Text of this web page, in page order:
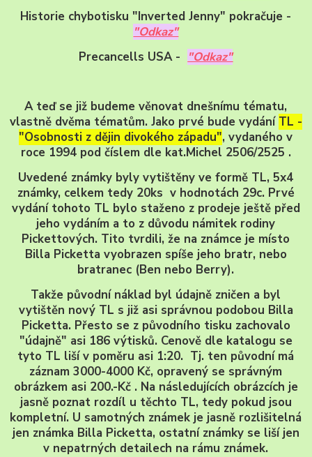
Historie chybotisku "Inverted Jenny" pokračuje -
"Odkaz"
Precancells USA -
"Odkaz"
A teď se již budeme věnovat dnešnímu tématu,
vlastně dvěma tématům. Jako prvé bude vydání TL -
"Osobnosti z dějin divokého západu", vydaného v
roce 1994 pod číslem dle kat.Michel 2506/2525 .
Uvedené známky byly vytištěny ve formě TL, 5x4
známky, celkem tedy 20ks v hodnotách 29c. Prvé
vydání tohoto TL bylo staženo z prodeje ještě před
jeho vydáním a to z důvodu námitek rodiny
Pickettových. Tito tvrdili, že na známce je místo
Billa Picketta vyobrazen spíše jeho bratr, nebo
bratranec (Ben nebo Berry).
Takže původní náklad byl údajně zničen a byl
vytištěn nový TL s již asi správnou podobou Billa
Picketta. Přesto se z původního tisku zachovalo
"údajně" asi 186 výtisků. Cenově dle katalogu se
tyto TL liší v poměru asi 1:20. Tj. ten původní má
záznam 3000-4000 Kč, opravený se správným
obrázkem asi 200.-Kč . Na následujících obrázcích je
jasně poznat rozdíl u těchto TL, tedy pokud jsou
kompletní. U samotných známek je jasně rozlišitelná
jen známka Billa Picketta, ostatní známky se liší jen
v nepatrných detailech na rámu známek.